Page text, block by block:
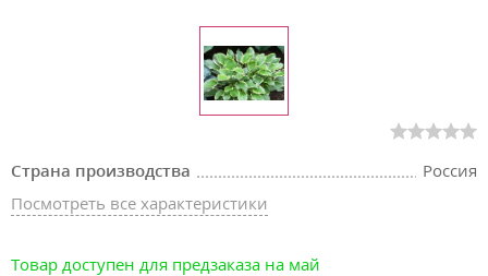
Страна производства
Россия
Посмотреть все характеристики
Товар доступен для предзаказа на май